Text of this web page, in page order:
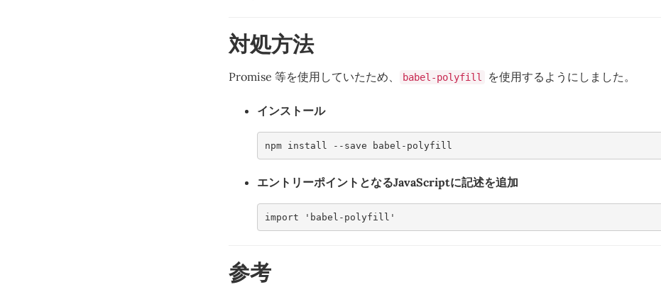
対処方法
Promise 等を使用していたため、 babel-polyfill を使用するようにしました。
インストール
npm install --save babel-polyfill
エントリーポイントとなるJavaScriptに記述を追加
import 'babel-polyfill'
参考